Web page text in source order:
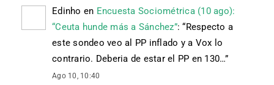
Edinho en Encuesta Sociométrica (10 ago):
“Ceuta hunde más a Sánchez”: “Respecto a
este sondeo veo al PP inflado y a Vox lo
contrario. Deberia de estar el PP en 130…”
Ago 10, 10:40